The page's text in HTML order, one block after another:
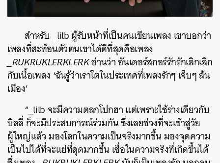
สำหรับ _lilb ผู้รับหน้าที่เป็นคนเขียนเพลง เขาบอกว่า
เพลงที่สะท้อนตัวตนเขาได้ดีที่สุดคือเพลง
_RUKRUKLERKLERKอ่านว่า อันเดอร์สกอร์รักรักเลิกเลิก
กับเนื้อเพลง ‘ฉันรู้ว่าเราโตในประเทศที่เพลงรักๆ เจ็บๆ ล้น
เมือง’
“_lilb จะมีความตลกโปกฮา แต่เพราะใช้ร่างเดียวกับ
บิลลี่ ก็จะมีประสบการณ์ร่วมกัน ซึ่งเลยช่วงที่จะเข้าสู่วัย
ผู้ใหญ่แล้ว มองโลกในความเป็นจริงมากขึ้น มองจุดความ
เป็นไปได้ที่จะแย่ที่สุดมากขึ้น เชื่อในความจริงที่เกิดขึ้นได้